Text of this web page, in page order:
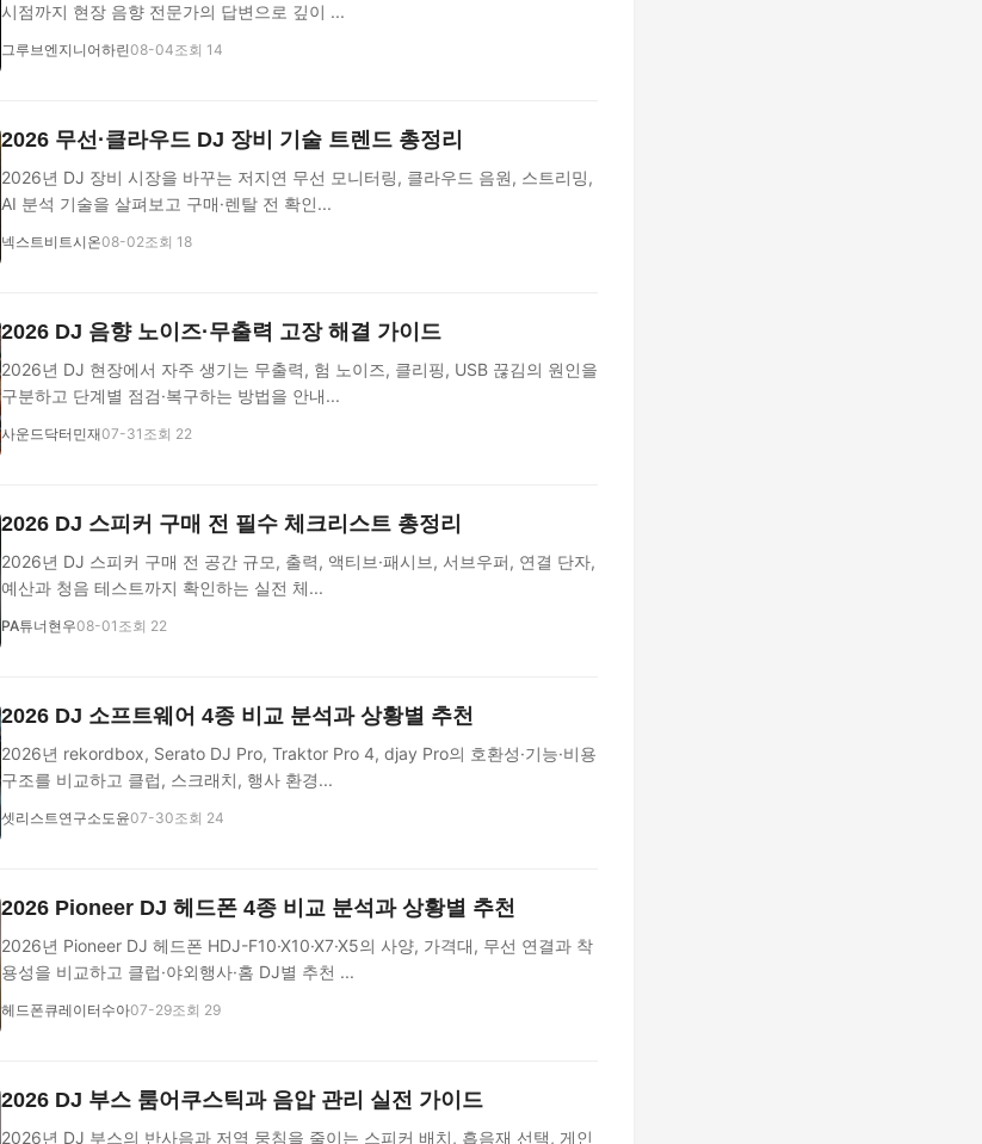
시점까지 현장 음향 전문가의 답변으로 깊이 ...
그루브엔지니어하린08-04조회 14
2026 무선·클라우드 DJ 장비 기술 트렌드 총정리
2026년 DJ 장비 시장을 바꾸는 저지연 무선 모니터링, 클라우드 음원, 스트리밍,
AI 분석 기술을 살펴보고 구매·렌탈 전 확인...
넥스트비트시온08-02조회 18
2026 DJ 음향 노이즈·무출력 고장 해결 가이드
2026년 DJ 현장에서 자주 생기는 무출력, 험 노이즈, 클리핑, USB 끊김의 원인을
구분하고 단계별 점검·복구하는 방법을 안내...
사운드닥터민재07-31 조회 22
2026 DJ 스피커 구매 전 필수 체크리스트 총정리
2026년 DJ 스피커 구매 전 공간 규모, 출력, 액티브·패시브, 서브우퍼, 연결 단자,
예산과 청음 테스트까지 확인하는 실전 체...
PA튜너현우08-01 조회 22
2026 DJ 소프트웨어 4종 비교 분석과 상황별 추천
2026년 rekordbox, Serato DJ Pro, Traktor Pro 4, djay Pro의 호환성·기능·비용
구조를 비교하고 클럽, 스크래치, 행사 환경...
셋리스트연구소도윤07-30조회 24
2026 Pioneer DJ 헤드폰 4종 비교 분석과 상황별 추천
2026년 Pioneer DJ 헤드폰 HDJ-F10·X10·X7·X5의 사양, 가격대, 무선 연결과 착
용성을 비교하고 클럽·야외행사·홈 DJ별 추천 ...
헤드폰큐레이터수아07-29조회 29
2026 DJ 부스 룸어쿠스틱과 음압 관리 실전 가이드
2026년 DJ 부스의 반사음과 저역 뭉침을 줄이는 스피커 배치, 흡음재 선택, 게인